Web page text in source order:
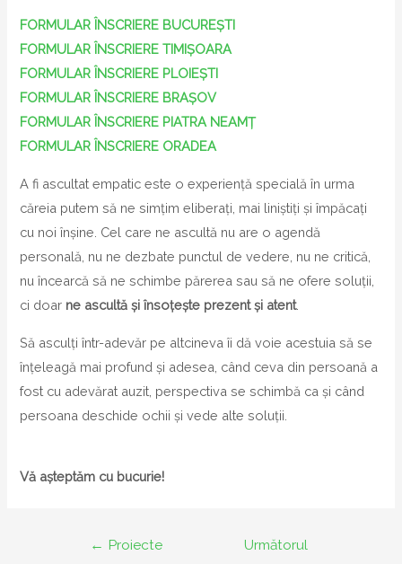
FORMULAR ÎNSCRIERE BUCUREȘTI
FORMULAR ÎNSCRIERE TIMIȘOARA
FORMULAR ÎNSCRIERE PLOIEȘTI
FORMULAR ÎNSCRIERE BRAȘOV
FORMULAR ÎNSCRIERE PIATRA NEAMȚ
FORMULAR ÎNSCRIERE ORADEA
A fi ascultat empatic este o experiență specială în urma
căreia putem să ne simțim eliberați, mai liniștiți și împăcați
cu noi înșine. Cel care ne ascultă nu are o agendă
personală, nu ne dezbate punctul de vedere, nu ne critică,
nu încearcă să ne schimbe părerea sau să ne ofere soluții,
ci doar ne ascultă și însoțește prezent și atent.
Să asculți într-adevăr pe altcineva îi dă voie acestuia să se
înțeleagă mai profund și adesea, când ceva din persoană a
fost cu adevărat auzit, perspectiva se schimbă ca și când
persoana deschide ochii și vede alte soluții.
Vă așteptăm cu bucurie!
← Proiecte
Următorul